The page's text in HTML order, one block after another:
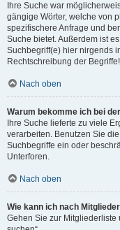
Ihre Suche war
gängige Wörter, welche von
spezifischere Anfrage und
Suche bietet. Außerdem ist
Suchbegriff(e) hier nirgends
Rechtschreibung der Begriffe!
Nach oben
Warum bekomme ich bei
Ihre Suche lieferte zu viele
verarbeiten. Benutzen Sie
Suchbegriffe ein oder
Unterforen.
Nach oben
Wie kann ich nach
Gehen Sie zur Mitgliederliste